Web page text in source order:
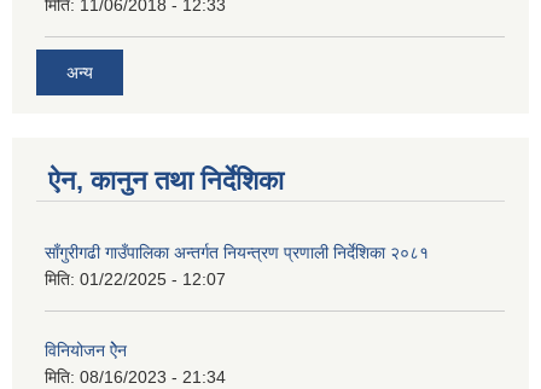
मिति: 11/06/2018 - 12:33
अन्य
ऐन, कानुन तथा निर्देशिका
साँगुरीगढी गाउँपालिका अन्तर्गत नियन्त्रण प्रणाली निर्देशिका २०८१
मिति: 01/22/2025 - 12:07
विनियोजन ऐेन
मिति: 08/16/2023 - 21:34